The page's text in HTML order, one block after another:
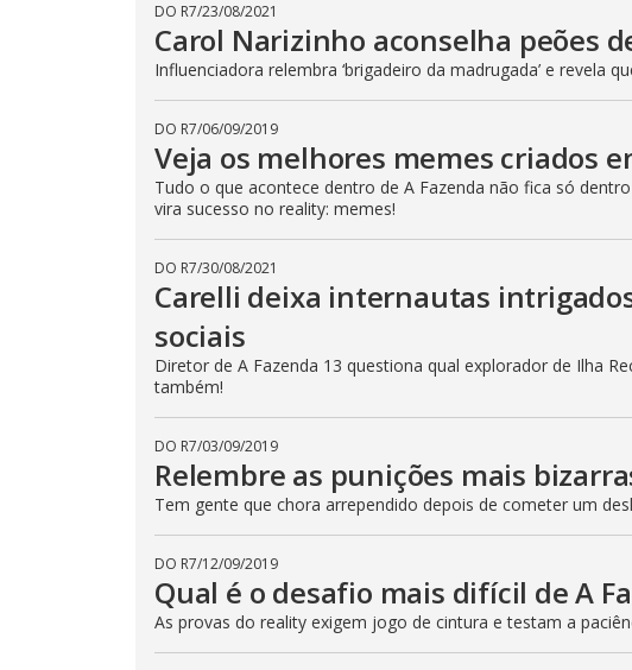
DO R7/23/08/2021
Carol Narizinho aconselha peões
Influenciadora relembra ‘brigadeiro da madrugada’ e revela
DO R7/06/09/2019
Veja os melhores memes criados
Tudo o que acontece dentro de A Fazenda não fica só
vira sucesso no reality: memes!
DO R7/30/08/2021
Carelli deixa internautas
sociais
Diretor de A Fazenda 13 questiona qual explorador de Ilha
também!
DO R7/03/09/2019
Relembre as punições mais
Tem gente que chora arrependido depois de cometer um
DO R7/12/09/2019
Qual é o desafio mais difícil de A
As provas do reality exigem jogo de cintura e testam a